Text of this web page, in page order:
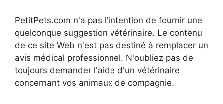
PetitPets.com n'a pas l'intention de fournir une
quelconque suggestion vétérinaire. Le contenu
de ce site Web n'est pas destiné à remplacer un
avis médical professionnel. N'oubliez pas de
toujours demander l'aide d'un vétérinaire
concernant vos animaux de compagnie.